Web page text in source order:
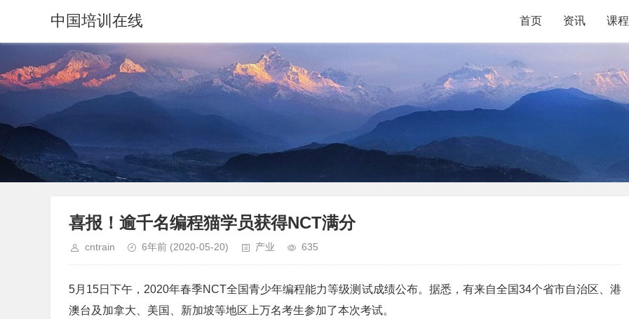
中国培训在线 首页 资讯 课程
喜报！逾千名编程猫学员获得NCT满分
cntrain 6年前 (2020-05-20) 产业 635
5月15日下午，2020年春季NCT全国青少年编程能力等级测试成绩公布。据悉，有来自全国34个省市自治区、港
澳台及加拿大、美国、新加坡等地区上万名考生参加了本次考试。